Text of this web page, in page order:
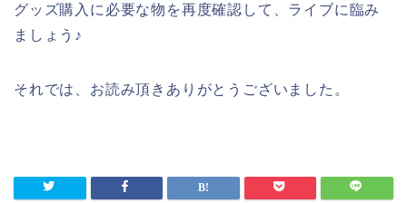
グッズ購入に必要な物を再度確認して、ライブに臨み
ましょう♪
それでは、お読み頂きありがとうございました。